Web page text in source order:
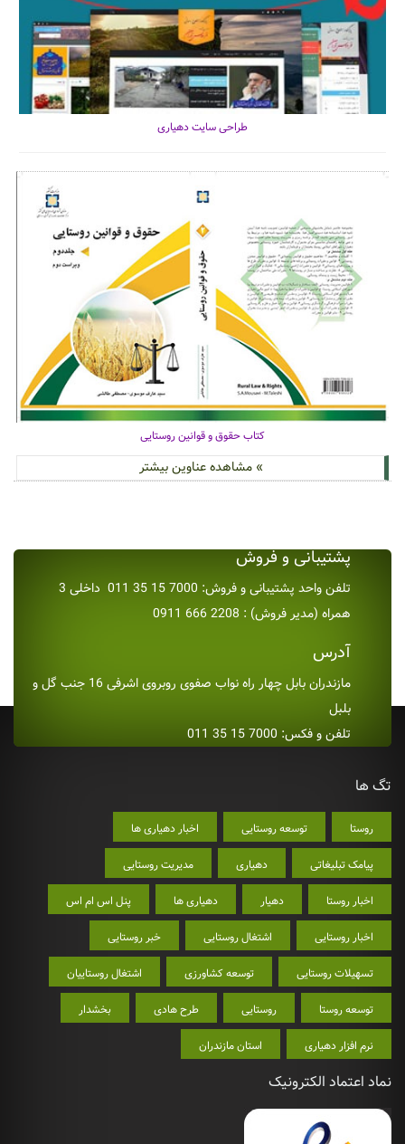
طراحی سایت دهیاری
کتاب حقوق و قوانین روستایی
» مشاهده عناوین بیشتر
پشتیبانی و فروش
تلفن واحد پشتیبانی و فروش: 7000 15 35 011 داخلی 3
همراه (مدیر فروش) : 2208 666 0911
آدرس
مازندران بابل چهار راه نواب صفوی روبروی اشرفی 16 جنب گل و
بلبل
تلفن و فکس: 7000 15 35 011
تگ ها
روستا توسعه روستایی اخبار دهیاری ها
پیامک تبلیغاتی دهیاری مدیریت روستایی
اخبار روستا دهیار دهیاری ها پنل اس ام اس
اخبار روستایی اشتغال روستایی خبر روستایی
تسهیلات روستایی توسعه کشاورزی اشتغال روستاییان
توسعه روستا روستایی طرح هادی بخشدار
نرم افزار دهیاری استان مازندران
نماد اعتماد الکترونیک